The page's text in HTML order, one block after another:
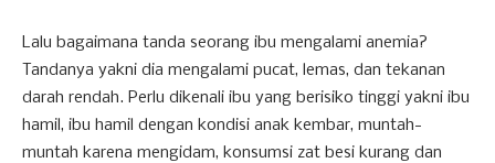
Lalu bagaimana tanda seorang ibu mengalami anemia?
Tandanya yakni dia mengalami pucat, lemas, dan tekanan
darah rendah. Perlu dikenali ibu yang berisiko tinggi yakni ibu
hamil, ibu hamil dengan kondisi anak kembar, muntah-
muntah karena mengidam, konsumsi zat besi kurang dan